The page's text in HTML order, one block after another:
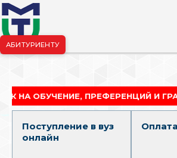
АБИТУРИЕНТУ
ПРЕФЕРЕНЦИЙ И ГРАНТОВ
Поступление в вуз
онлайн